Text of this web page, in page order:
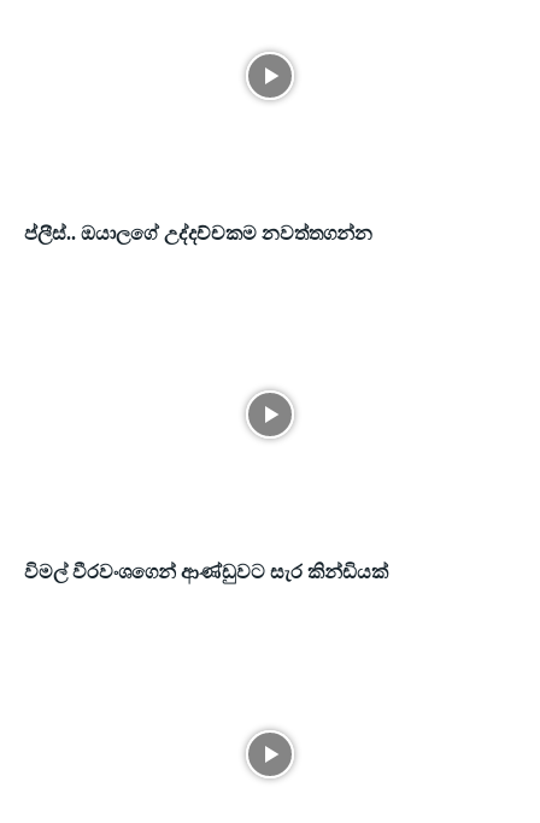
ප්ලීස්.. ඔයාලගේ උද්දච්චකම නවත්තගන්න
විමල් වීරවංශගෙන් ආණ්ඩුවට සැර කින්ඩියක්